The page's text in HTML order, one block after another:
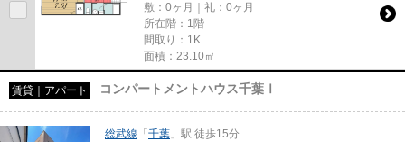
敷：0ヶ月｜礼：0ヶ月
所在階：1階
間取り：1K
面積：23.10㎡
賃貸｜アパート コンパートメントハウス千葉Ⅰ
総武線 「 千葉 」駅 徒歩15分